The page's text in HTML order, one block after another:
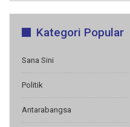
Kategori Popular
Sana Sini
Politik
Antarabangsa